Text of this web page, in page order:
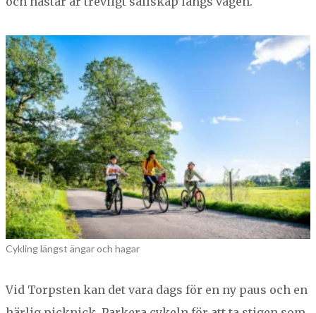
Cykling längst ängar och hagar
Vid Torp­sten kan det vara dags för en ny paus och en